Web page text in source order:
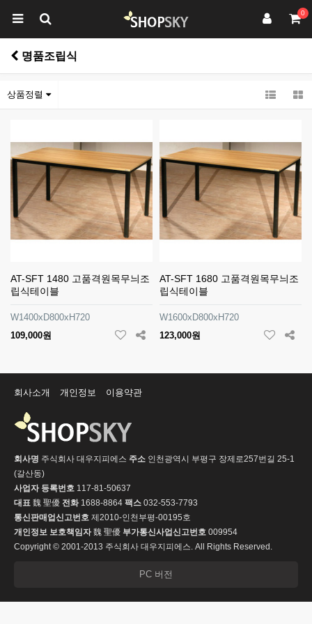
0
명품조립식
상품정렬
AT-SFT 1480 고품격원목무늬조
립식테이블
W1400xD800xH720
109,000원
AT-SFT 1680 고품격원목무늬조
립식테이블
W1600xD800xH720
123,000원
회사소개 개인정보 이용약관
회사명 주식회사 대우지피에스 주소 인천광역시 부평구 장제로257번길 25-1
(갈산동)
사업자 등록번호 117-81-50637
대표 魏 聖優 전화1688-8864 팩스 032-553-7793
통신판매업신고번호 제2010-인천부평-00195호
개인정보 보호책임자魏 聖優 부가통신사업신고번호 009954
Copyright © 2001-2013 주식회사 대우지피에스. All Rights Reserved.
PC 버전